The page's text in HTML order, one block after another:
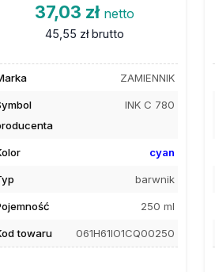
37,03 zł netto
45,55 zł brutto
ZAMIENNIK
INK C 780
cyan
barwnik
250 ml
towaru 061H61IO1CQ00250